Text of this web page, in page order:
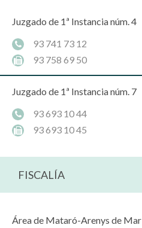
Juzgado de 1ª Instancia núm. 4
93 741 73 12
93 758 69 50
Juzgado de 1ª Instancia núm. 7
93 693 10 44
93 693 10 45
FISCALÍA
Área de Mataró-Arenys de Mar